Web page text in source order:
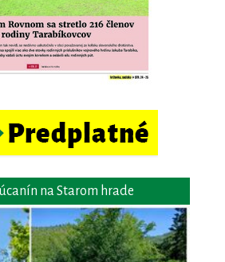
na Starom hrade